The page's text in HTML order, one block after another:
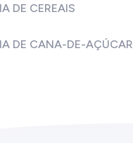
DE CEREAIS
DE CANA-DE-AÇÚCAR